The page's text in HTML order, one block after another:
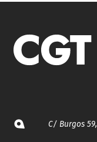
C/ Burgos